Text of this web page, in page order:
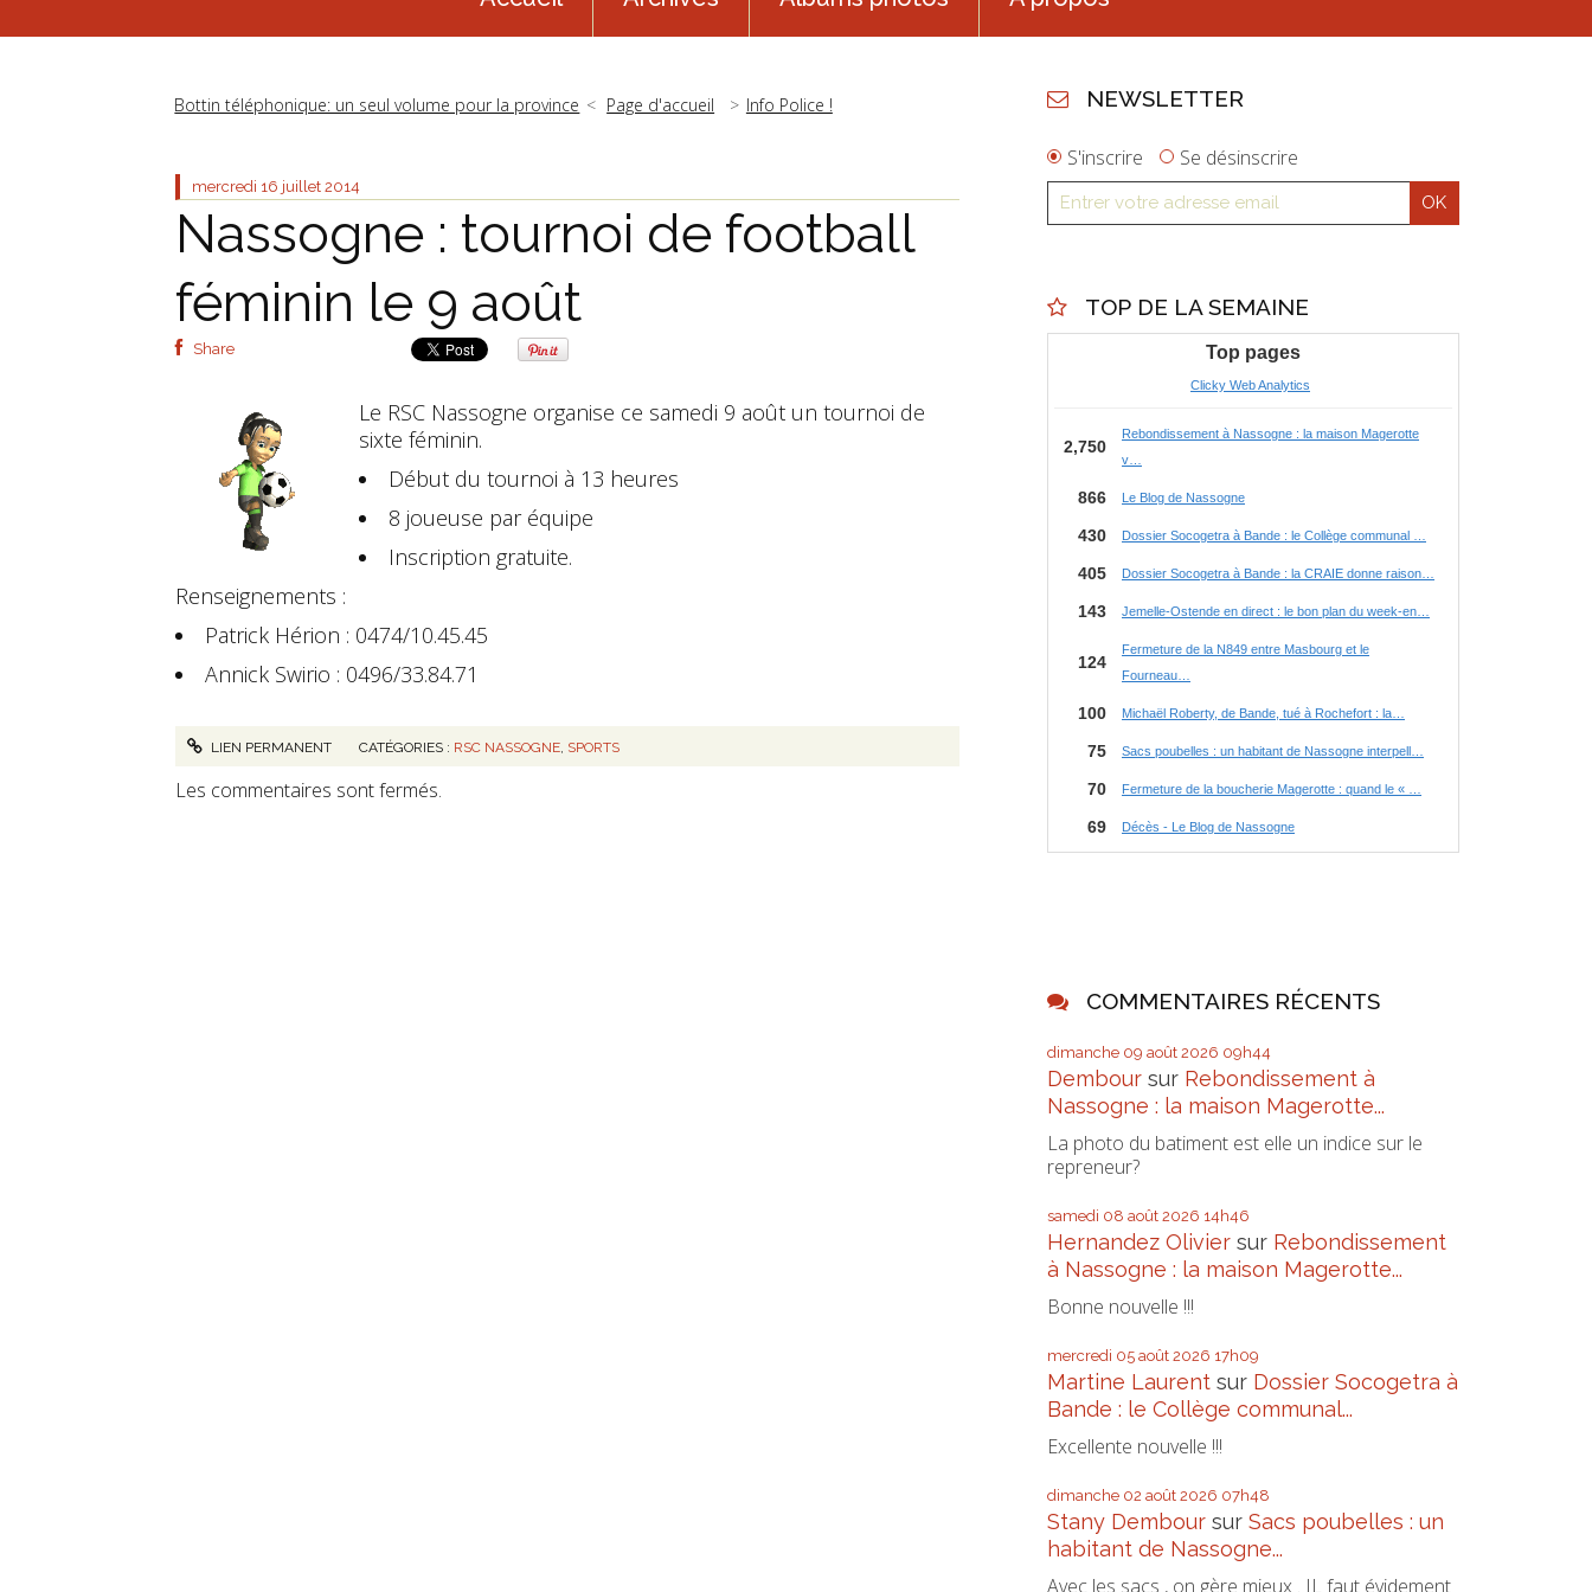
Bottin téléphonique: un seul volume pour la province Page d'accueil Info Police !
mercredi 16 juillet 2014
Nassogne : tournoi de football
féminin le 9 août
Share
Le RSC Nassogne organise ce samedi 9 août un tournoi de
sixte féminin.
Début du tournoi à 13 heures
8 joueuse par équipe
Inscription gratuite.
Renseignements :
Patrick Hérion : 0474/10.45.45
Annick Swirio : 0496/33.84.71
LIEN PERMANENT CATÉGORIES : RSC NASSOGNE, SPORTS
Les commentaires sont fermés.
NEWSLETTER
S'inscrire Se désinscrire
TOP DE LA SEMAINE
COMMENTAIRES RÉCENTS
dimanche 09 août 2026 09h44
Dembour sur Rebondissement à
Nassogne : la maison Magerotte...
La photo du batiment est elle un indice sur le
repreneur?
samedi 08 août 2026 14h46
Hernandez Olivier sur Rebondissement
à Nassogne : la maison Magerotte...
Bonne nouvelle !!!
mercredi 05 août 2026 17h09
Martine Laurent sur Dossier Socogetra à
Bande : le Collège communal...
Excellente nouvelle !!!
dimanche 02 août 2026 07h48
Stany Dembour surSacs poubelles : un
habitant de Nassogne...
Avec les sacs , on gère mieux . IL faut évidement